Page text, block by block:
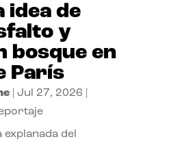
idea de
y
bosque en
París
| Jul 27, 2026
explanada del